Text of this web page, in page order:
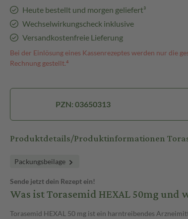
Heute bestellt und morgen geliefert³
Wechselwirkungscheck inklusive
Versandkostenfreie Lieferung
Bei der Einlösung eines Kassenrezeptes werden nur die
Rechnung gestellt.⁴
PZN: 03650313
Produktdetails/Produktinformationen
Packungsbeilage
Sende jetzt dein Rezept ein!
Was ist Torasemid HEXAL 50mg
Torasemid HEXAL 50 mg ist ein harntreibendes